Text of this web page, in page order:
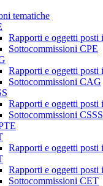
tematiche
Rapporti e oggetti posti
Sottocommissioni CPE
Rapporti e oggetti
Sottocommissioni CAG
Rapporti e oggetti posti
Sottocommissioni CSSS
Rapporti e oggetti
Rapporti e oggetti posti
Sottocommissioni CET